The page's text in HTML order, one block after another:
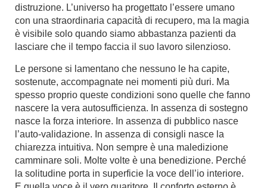
distruzione. L’universo ha progettato l’essere umano
con una straordinaria capacità di recupero, ma la magia
è visibile solo quando siamo abbastanza pazienti da
lasciare che il tempo faccia il suo lavoro silenzioso.
Le persone si lamentano che nessuno le ha capite,
sostenute, accompagnate nei momenti più duri. Ma
spesso proprio queste condizioni sono quelle che fanno
nascere la vera autosufficienza. In assenza di sostegno
nasce la forza interiore. In assenza di pubblico nasce
l’auto-validazione. In assenza di consigli nasce la
chiarezza intuitiva. Non sempre è una maledizione
camminare soli. Molte volte è una benedizione. Perché
la solitudine porta in superficie la voce dell’io interiore.